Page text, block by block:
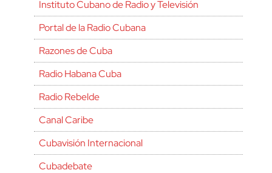
Instituto Cubano de Radio y Televisión
Portal de la Radio Cubana
Razones de Cuba
Radio Habana Cuba
Radio Rebelde
Canal Caribe
Cubavisión Internacional
Cubadebate